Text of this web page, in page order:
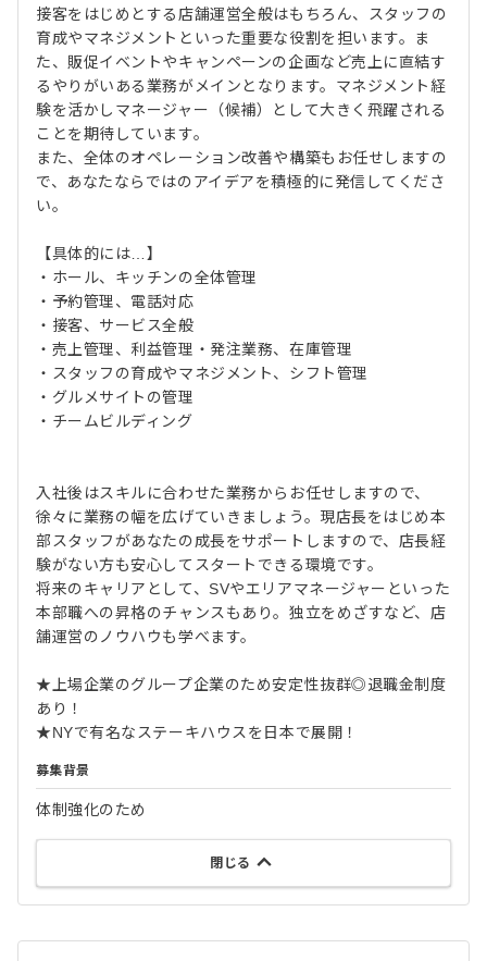
接客をはじめとする店舗運営全般はもちろん、スタッフの
育成やマネジメントといった重要な役割を担います。ま
た、販促イベントやキャンペーンの企画など売上に直結す
るやりがいある業務がメインとなります。マネジメント経
験を活かしマネージャー（候補）として大きく飛躍される
ことを期待しています。
また、全体のオペレーション改善や構築もお任せしますの
で、あなたならではのアイデアを積極的に発信してくださ
い。
【具体的には…】
・ホール、キッチンの全体管理
・予約管理、電話対応
・接客、サービス全般
・売上管理、利益管理・発注業務、在庫管理
・スタッフの育成やマネジメント、シフト管理
・グルメサイトの管理
・チームビルディング
入社後はスキルに合わせた業務からお任せしますので、
徐々に業務の幅を広げていきましょう。現店長をはじめ本
部スタッフがあなたの成長をサポートしますので、店長経
験がない方も安心してスタートできる環境です。
将来のキャリアとして、SVやエリアマネージャーといった
本部職への昇格のチャンスもあり。独立をめざすなど、店
舗運営のノウハウも学べます。
★上場企業のグループ企業のため安定性抜群◎退職金制度
あり！
★NYで有名なステーキハウスを日本で展開！
募集背景
体制強化のため
閉じる